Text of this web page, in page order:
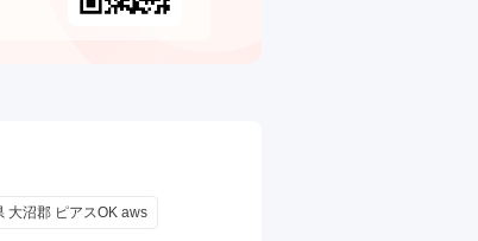
大沼郡 ピアスOK aws